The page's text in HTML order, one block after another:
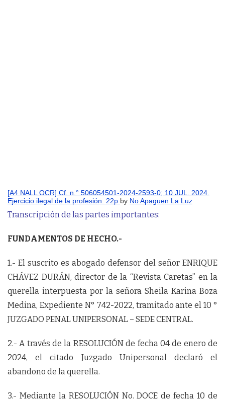
[A4 NALL OCR] Cf. n.° 506054501-2024-2593-0; 10 JUL. 2024.
Ejercicio ilegal de la profesión. 22p by No Apaguen La Luz
Transcripción de las partes importantes:
FUNDAMENTOS DE HECHO.-
1.- El suscrito es abogado defensor del señor ENRIQUE
CHÁVEZ DURÁN, director de la “Revista Caretas” en la
querella interpuesta por la señora Sheila Karina Boza
Medina, Expediente N° 742-2022, tramitado ante el 10 °
JUZGADO PENAL UNIPERSONAL – SEDE CENTRAL.
2.- A través de la RESOLUCIÓN de fecha 04 de enero de
2024, el citado Juzgado Unipersonal declaró el
abandono de la querella.
3.- Mediante la RESOLUCIÓN No. DOCE de fecha 10 de